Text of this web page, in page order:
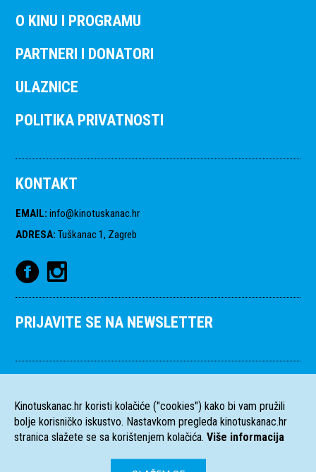
O KINU I PROGRAMU
PARTNERI I DONATORI
ULAZNICE
POLITIKA PRIVATNOSTI
KONTAKT
EMAIL: info@kinotuskanac.hr
ADRESA: Tuškanac 1, Zagreb
PRIJAVITE SE NA NEWSLETTER
Kinotuskanac.hr koristi kolačiće ("cookies") kako bi vam pružili
bolje korisničko iskustvo. Nastavkom pregleda kinotuskanac.hr
stranica slažete se sa korištenjem kolačića. Više informacija